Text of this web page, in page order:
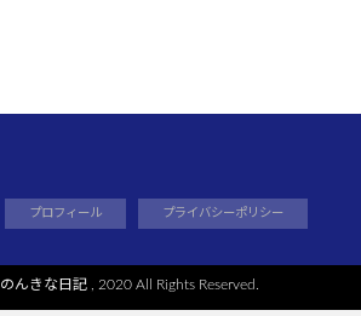
プロフィール プライバシーポリシー
のんきな日記, 2020 All Rights Reserved.